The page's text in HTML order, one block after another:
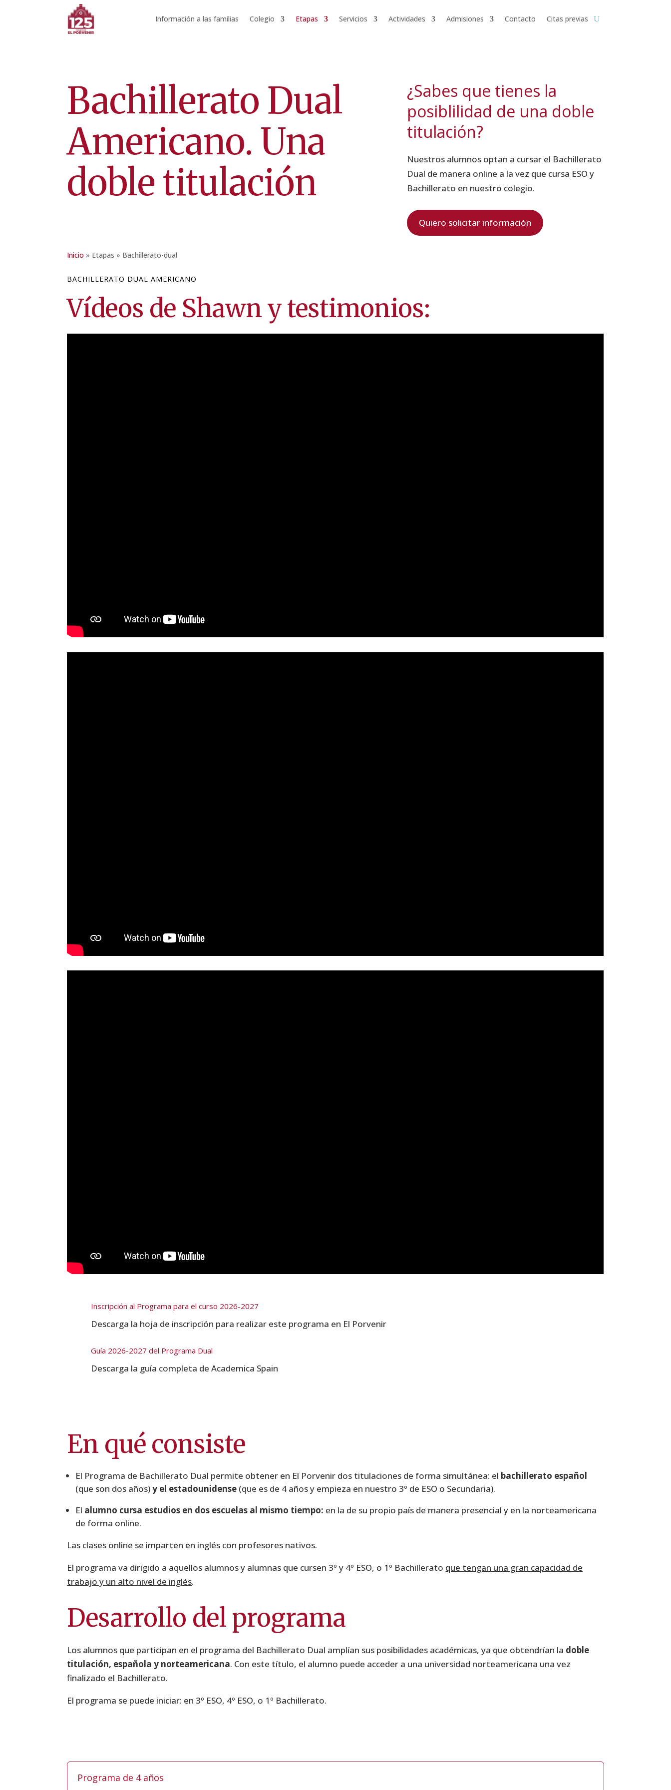
Información a las familias Colegio Etapas Servicios Actividades Admisiones Contacto Citas previas
Bachillerato Dual
Americano. Una
doble titulación
¿Sabes que tienes la
posiblilidad de una doble
titulación?
Nuestros alumnos optan a cursar el Bachillerato
Dual de manera online a la vez que cursa ESO y
Bachillerato en nuestro colegio.
Quiero solicitar información
Inicio » Etapas » Bachillerato-dual
BACHILLERATO DUAL AMERICANO
Vídeos de Shawn y testimonios:
Inscripción al Programa para el curso 2026-2027
Descarga la hoja de inscripción para realizar este programa en El Porvenir
Guía 2026-2027 del Programa Dual
Descarga la guía completa de Academica Spain
En qué consiste
El Programa de Bachillerato Dual permite obtener en El Porvenir dos titulaciones de forma simultánea: el bachillerato español
(que son dos años)y el estadounidense (que es de 4 años y empieza en nuestro 3º de ESO o Secundaria).
El alumno cursa estudios en dos escuelas al mismo tiempo: en la de su propio país de manera presencial y en la norteamericana
de forma online.
Las clases online se imparten en inglés con profesores nativos.
El programa va dirigido a aquellos alumnos y alumnas que cursen 3º y 4º ESO, o 1º Bachillerato que tengan una gran capacidad de
trabajo y un alto nivel de inglés.
Desarrollo del programa
Los alumnos que participan en el programa del Bachillerato Dual amplían sus posibilidades académicas, ya que obtendrían la doble
titulación, española y norteamericana. Con este título, el alumno puede acceder a una universidad norteamericana una vez
finalizado el Bachillerato.
El programa se puede iniciar: en 3º ESO, 4º ESO, o 1º Bachillerato.
Programa de 4 años